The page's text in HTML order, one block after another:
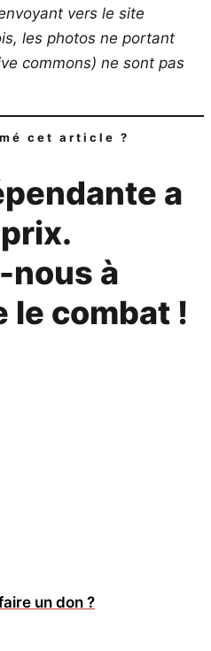
vers le site
les photos ne portant
commons) ne sont pas
cet article ?
a
nous à
le combat !
un don ?